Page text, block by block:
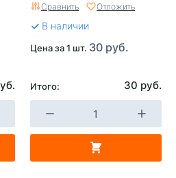
Сравнить Отложить
В наличии
Цена за 1 шт. 30 руб.
Итого: 30 руб.